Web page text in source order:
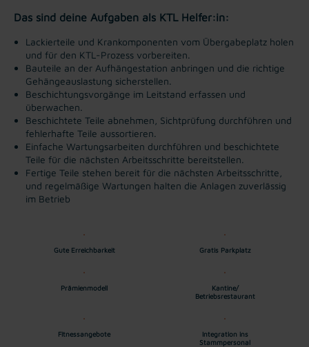
Das sind deine Aufgaben als KTL Helfer:in:
Lackierteile und Krankomponenten vom Übergabeplatz holen
und für den KTL-Prozess vorbereiten.
Bauteile an der Aufhängestation anbringen und die richtige
Gehängeauslastung sicherstellen.
Beschichtungsvorgänge im Leitstand erfassen und
überwachen.
Beschichtete Teile abnehmen, Sichtprüfung durchführen und
fehlerhafte Teile aussortieren.
Einfache Wartungsarbeiten durchführen und beschichtete
Teile für die nächsten Arbeitsschritte bereitstellen.
Fertige Teile stehen bereit für die nächsten Arbeitsschritte,
und regelmäßige Wartungen halten die Anlagen zuverlässig
im Betrieb
Gute Erreichbarkeit Gratis Parkplatz
Prämienmodell
Kantine/
Betriebsrestaurant
Fitnessangebote
Integration ins
Stammpersonal